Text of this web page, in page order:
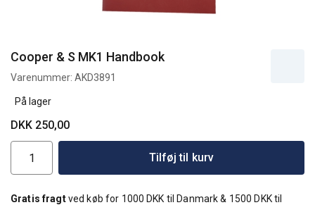
Cooper & S MK1 Handbook
Varenummer: AKD3891
På lager
DKK 250,00
Tilføj til kurv
Gratis fragtved køb for 1000 DKK til Danmark & 1500 DKK til